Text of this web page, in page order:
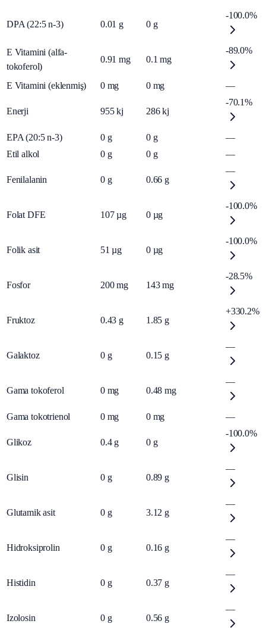
DPA (22:5 n-3) 0.01 g 0 g
-100.0%
E Vitamini (alfa-
tokoferol)
0.91 mg 0.1 mg
-89.0%
E Vitamini (eklenmiş) 0 mg 0 mg —
Enerji 955 kj 286 kj
-70.1%
EPA (20:5 n-3) 0 g 0 g
—
Etil alkol
0 g 0 g —
Fenilalanin 0 g 0.66 g
—
Folat DFE 107 µg 0 µg
-100.0%
Folik asit 51 µg 0 µg
-100.0%
Fosfor 200 mg 143 mg
-28.5%
Fruktoz 0.43 g 1.85 g
+330.2%
Galaktoz 0 g 0.15 g
—
Gama tokoferol 0 mg 0.48 mg
—
Gama tokotrienol 0 mg 0 mg —
Glikoz 0.4 g 0 g
-100.0%
Glisin 0 g 0.89 g
—
Glutamik asit 0 g 3.12 g
—
Hidroksiprolin 0 g 0.16 g
—
Histidin 0 g 0.37 g
—
Izolosin 0 g 0.56 g
—